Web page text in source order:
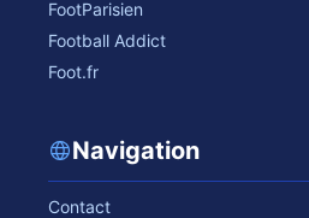
FootParisien
Football Addict
Foot.fr
Navigation
Contact